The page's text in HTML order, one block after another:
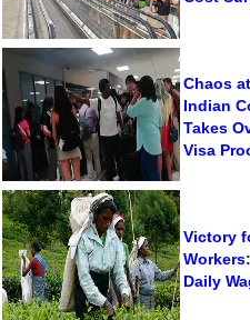
Chaos
Indian
Takes
Visa
Victory
Daily